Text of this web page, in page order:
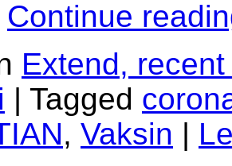
Continue
Extend,
| Tagged
, Vaksin |